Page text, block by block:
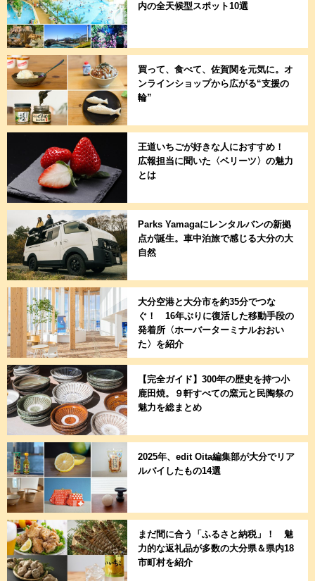
内の全天候型スポット10選
買って、食べて、佐賀関を元気に。オ
ンラインショップから広がる“支援の
輪”
王道いちごが好きな人におすすめ！
広報担当に聞いた〈ベリーツ〉の魅力
とは
Parks Yamagaにレンタルバンの新拠
点が誕生。車中泊旅で感じる大分の大
自然
大分空港と大分市を約35分でつな
ぐ！ 16年ぶりに復活した移動手段の
発着所〈ホーバーターミナルおおい
た〉を紹介
【完全ガイド】300年の歴史を持つ小
鹿田焼。９軒すべての窯元と民陶祭の
魅力を総まとめ
2025年、edit Oita編集部が大分でリア
ルバイしたもの14選
まだ間に合う「ふるさと納税」！ 魅
力的な返礼品が多数の大分県＆県内18
市町村を紹介